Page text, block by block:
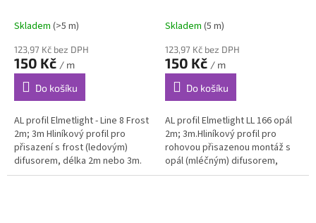
Skladem (>5 m)
123,97 Kč bez DPH
150 Kč / m
Do košíku
AL profil Elmetlight - Line 8 Frost
2m; 3m Hliníkový profil pro
přisazení s frost (ledovým)
difusorem, délka 2m nebo 3m.
Cena je za 1m. Pouze osobní...
Skladem (5 m)
123,97 Kč bez DPH
150 Kč / m
Do košíku
AL profil Elmetlight LL 166 opál
2m; 3m.Hliníkový profil pro
rohovou přisazenou montáž s
opál (mléčným) difusorem,
délka 2m nebo 3m. Pro montáž